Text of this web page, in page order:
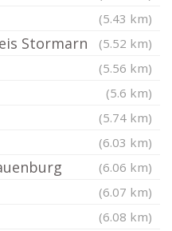
(5.43 km)
Stormarn (5.52 km)
(5.56 km)
(5.6 km)
(5.74 km)
(6.03 km)
(6.06 km)
(6.07 km)
(6.08 km)